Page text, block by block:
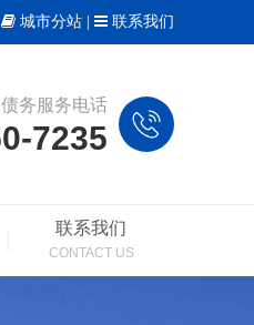
城市分站 联系我们
务服务电话
7235
联系我们
CONTACT US